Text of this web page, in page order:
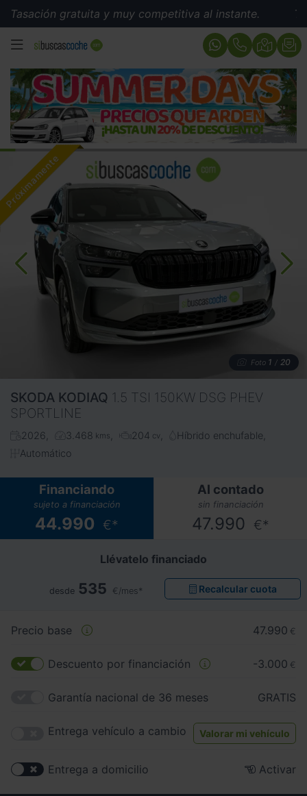
gratuita y muy competitiva al instante.
MENÚ
Foto 1 / 20
SKODA KODIAQ 1.5 TSI 150KW DSG PHEV
SPORTLINE
2026 3.468 kms 204 cv
Híbrido enchufable
Automático
Financiando
sujeto a financiación
44.990 €*
Al contado
sin financiación
47.990 €*
Llévatelo financiado
desde 535 €/mes* Recalcular cuota
Precio base 47.990 €
Descuento por financiación -3.000 €
Garantía nacional de 36 meses GRATIS
Entrega vehículo a cambio Valorar mi vehículo
Entrega a domicilio Activar